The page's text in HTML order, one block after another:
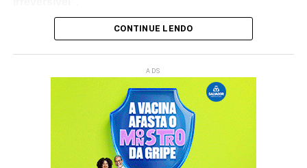
Na manifestação apresentada à Justiça, a defesa do
utilizados para sua manutenção pessoal e despesas do
cotidiano. O recurso solicita a revisão da decisão e a
suspensão da penhora enquanto o caso continua em
O episódio acrescenta um novo capítulo à disputa judicial
CONTINUE LENDO
ADS